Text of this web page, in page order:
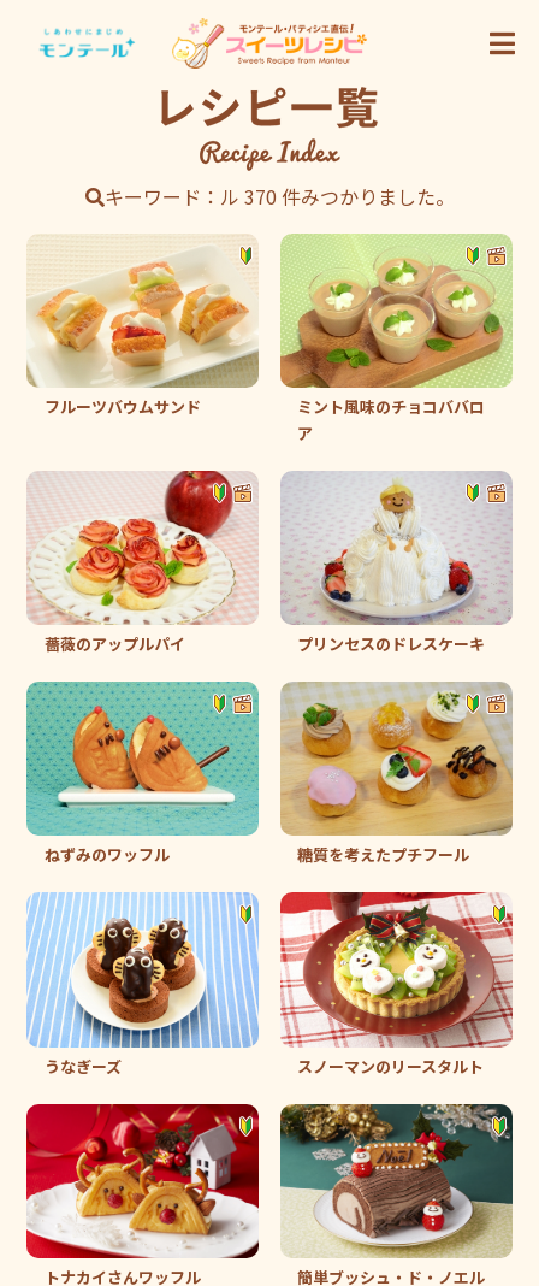
キーワード：ル 370 件みつかりました。
フルーツバウムサンド
ミント風味のチョコババロ
ア
薔薇のアップルパイ プリンセスのドレスケーキ
ねずみのワッフル 糖質を考えたプチフール
うなぎーズ スノーマンのリースタルト
トナカイさんワッフル 簡単ブッシュ・ド・ノエル